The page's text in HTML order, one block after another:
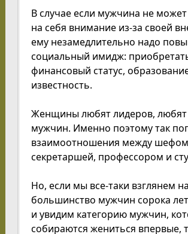
В случае если мужчина не
на себя внимание из-за своей
ему незамедлительно надо
социальный имидж:
финансовый статус,
известность.
Женщины любят лидеров, любят
мужчин. Именно поэтому так
взаимоотношения между
секретаршей, профессором и
Но, если мы все-таки взглянем на
большинство мужчин сорока
и увидим категорию мужчин,
собираются жениться впервые,